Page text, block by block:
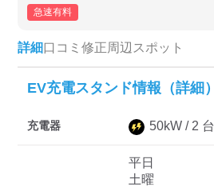
高速道路上のみ表示
認証システム
急速有料
詳細口コミ 修正周辺スポット
EV充電スタンド情報（詳細）
充電器 50kW / 2 台
平日
土曜